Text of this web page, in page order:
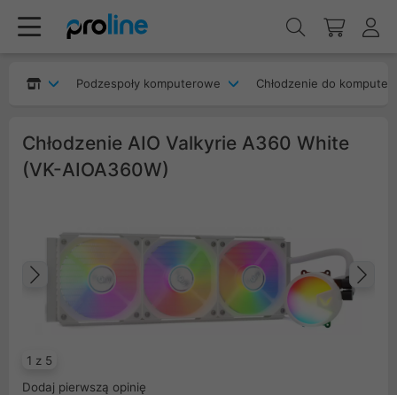
Podzespoły komputerowe Chłodzenie do
Chłodzenie AIO Valkyrie A360 White
(VK-AIOA360W)
1 z 5
Poprzedni
Dodaj pierwszą opinię